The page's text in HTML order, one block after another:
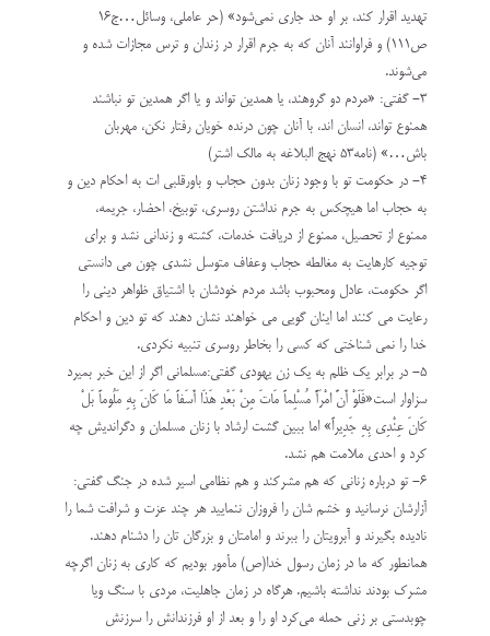
تهدید اقرار کند، بر او حد جاری‌ نمى‌شود» (حر عاملى‌، وسائل‌…ج۱۶
ص۱۱۱) و فراوانند آنان که به جرم اقرار در زندان و ترس مجازات شده و
می‌شوند.
۳- گفتی: «مردم دو گروهند، یا همدین تواند و یا اگر همدین تو نباشند
همنوع تواند، انسان اند، با آنان چون درنده خویان رفتار نکن، مهربان
باش…» (نامه۵۳ نهج البلاغه به مالک اشتر)
۴- در حکومت تو با وجود زنان بدون حجاب و باورقلبی ات به احکام دین و
به حجاب اما هیچکس به جرم نداشتن روسری، توبیخ، احضار، جریمه،
ممنوع از تحصیل، ممنوع از دریافت خدمات، کشته و زندانی نشد و برای
توجیه کارهایت به مغالطه حجاب وعفاف متوسل نشدی چون می دانستی
اگر حکومت، عادل ومحبوب باشد مردم خودشان با اشتیاق ظواهر دینی را
رعایت می کنند اما اینان گویی می خواهند نشان دهند که تو دین و احکام
خدا را نمی شناختی که کسی را بخاطر روسری تنبیه نکردی.
۵- در برابر یک ظلم به یک زن یهودی گفتی:مسلمانی اگر از این خبر بمیرد
سزاوار است«فَلَوْ أَنَّ امْرَأً مُسْلِماً مَاتَ مِنْ بَعْدِ هَذَا أَسَفاً مَا كَانَ بِهِ مَلُوماً بَلْ
كَانَ عِنْدِي بِهِ جَدِيراً» اما ببین گشت ارشاد با زنان مسلمان و دگراندیش چه
کرد و احدی ملامت هم نشد.
۶- تو درباره زنانی که هم مشرکند و هم نظامی اسیر شده در جنگ گفتی:
آزارشان نرسانید و خشم شان را فروزان ننمایید هر چند عزت و شرافت شما را
نادیده بگیرند و آبرویتان را ببرند و امامتان و بزرگان تان را دشنام دهند.
همانطور که ما در زمان رسول خدا(ص) مأمور بودیم که کاری به زنان اگرچه
مشرک بودند نداشته باشیم. هرگاه در زمان جاهلیت، مردی با سنگ ویا
چوبدستی بر زنی حمله می‌کرد او را و بعد از او فرزندانش را سرزنش